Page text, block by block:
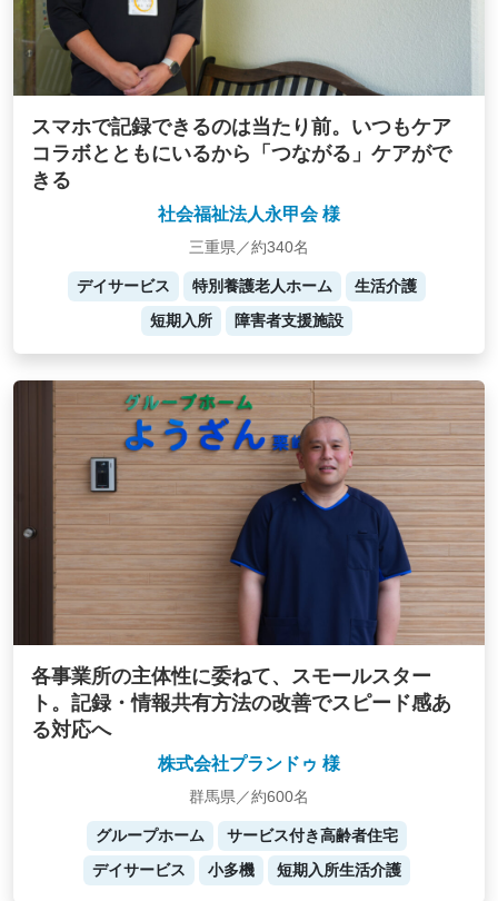
スマホで記録できるのは当たり前。いつもケア
コラボとともにいるから「つながる」ケアがで
きる
社会福祉法人永甲会 様
三重県／約340名
デイサービス 特別養護老人ホーム
生活介護
短期入所
障害者支援施設
各事業所の主体性に委ねて、スモールスター
ト。記録・情報共有方法の改善でスピード感あ
る対応へ
株式会社プランドゥ 様
群馬県／約600名
グループホーム
サービス付き高齢者住宅
デイサービス
小多機 短期入所生活介護